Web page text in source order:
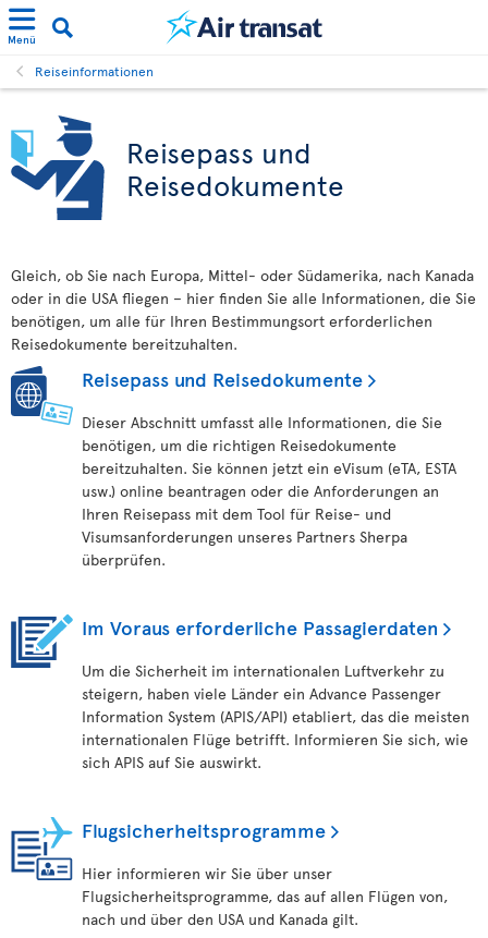
Menü
Reiseinformationen
Reisepass und
Reisedokumente
Gleich, ob Sie nach Europa, Mittel- oder Südamerika, nach Kanada
oder in die USA fliegen – hier finden Sie alle Informationen, die Sie
benötigen, um alle für Ihren Bestimmungsort erforderlichen
Reisedokumente bereitzuhalten.
Reisepass und Reisedokumente
Dieser Abschnitt umfasst alle Informationen, die Sie
benötigen, um die richtigen Reisedokumente
bereitzuhalten. Sie können jetzt ein eVisum (eTA, ESTA
usw.) online beantragen oder die Anforderungen an
Ihren Reisepass mit dem Tool für Reise- und
Visumsanforderungen unseres Partners Sherpa
überprüfen.
Im Voraus erforderliche Passagierdaten
Um die Sicherheit im internationalen Luftverkehr zu
steigern, haben viele Länder ein Advance Passenger
Information System (APIS/API) etabliert, das die meisten
internationalen Flüge betrifft. Informieren Sie sich, wie
sich APIS auf Sie auswirkt.
Flugsicherheitsprogramme
Hier informieren wir Sie über unser
Flugsicherheitsprogramme, das auf allen Flügen von,
nach und über den USA und Kanada gilt.